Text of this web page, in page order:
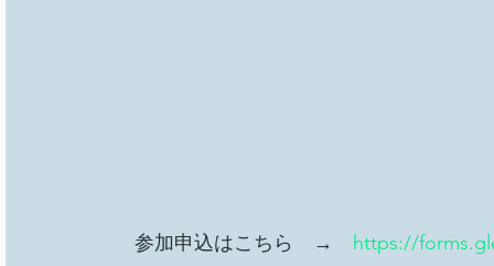
参加申込はこちら　→ https://